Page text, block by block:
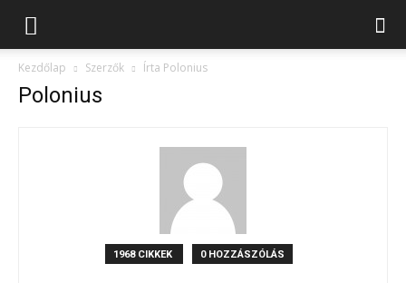
Kezdőlap Szerzők Írta Polonius
Polonius
1968 CIKKEK 0 HOZZÁSZÓLÁS